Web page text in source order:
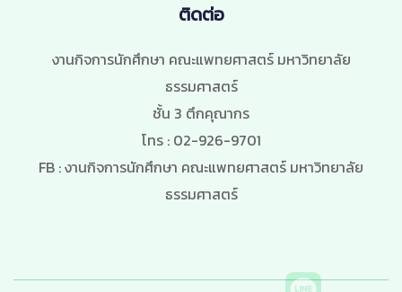
ติดต่อ
งานกิจการนักศึกษา คณะแพทยศาสตร์ มหาวิทยาลัย
ธรรมศาสตร์
ชั้น 3 ตึกคุณากร
โทร : 02-926-9701
FB : งานกิจการนักศึกษา คณะแพทยศาสตร์ มหาวิทยาลัย
ธรรมศาสตร์